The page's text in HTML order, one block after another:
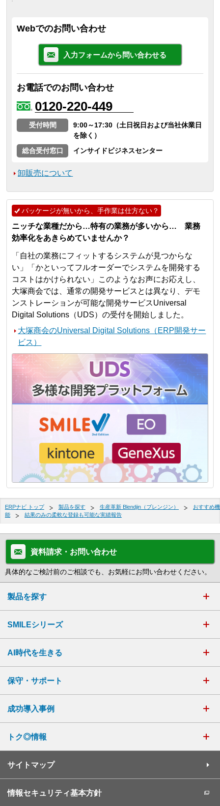
Webでのお問い合わせ
入力フォームから問い合わせる
お電話でのお問い合わせ
0120-220-449
受付時間
9:00～17:30（土日祝日および当社休業日
を除く）
総合受付窓口
インサイドビジネスセンター
卸販売について
パッケージが無いから、手作業は仕方ない？
ニッチな業種だから…特有の業務が多いから… 業務
効率化をあきらめていませんか？
「自社の業務にフィットするシステムが見つからな
い」「かといってフルオーダーでシステムを開発する
コストはかけられない」このようなお声にお応えし、
大塚商会では、通常の開発サービスとは異なり、デモ
ンストレーションが可能な開発サービスUniversal
Digital Solutions（UDS）の受付を開始しました。
大塚商会のUniversal Digital Solutions（ERP開発サー
ビス）
ERPナビ トップ 製品を探す 生産革新 Blendjin（ブレンジン）
おすすめ機
能
結果のみの柔軟な登録も可能な実績報告
資料請求・お問い合わせ
具体的なご検討前のご相談でも、お気軽にお問い合わせください。
製品を探す
SMILEシリーズ
AI時代を生きる
保守・サポート
成功導入事例
トク◎情報
サイトマップ
情報セキュリティ基本方針